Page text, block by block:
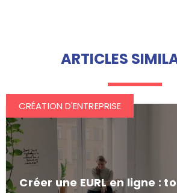
ARTICLES
Créer une EURL en ligne :
CRÉATION D'ENTREPRISE